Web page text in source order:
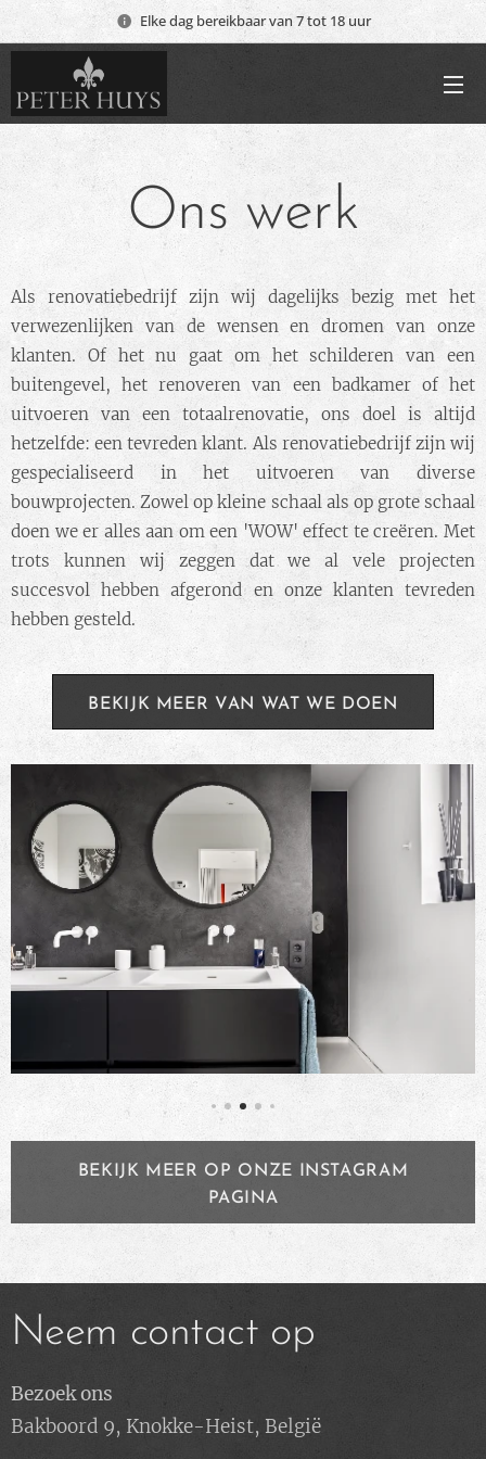
Elke dag bereikbaar van 7 tot 18 uur
Ons werk
Als renovatiebedrijf zijn wij dagelijks bezig met het
verwezenlijken van de wensen en dromen van onze
klanten. Of het nu gaat om het schilderen van een
buitengevel, het renoveren van een badkamer of het
uitvoeren van een totaalrenovatie, ons doel is altijd
hetzelfde: een tevreden klant. Als renovatiebedrijf zijn wij
gespecialiseerd in het uitvoeren van diverse
bouwprojecten. Zowel op kleine schaal als op grote schaal
doen we er alles aan om een 'WOW' effect te creëren. Met
trots kunnen wij zeggen dat we al vele projecten
succesvol hebben afgerond en onze klanten tevreden
hebben gesteld.
BEKIJK MEER VAN WAT WE DOEN
BEKIJK MEER OP ONZE INSTAGRAM
PAGINA
Neem contact op
Bezoek ons
Bakboord 9, Knokke-Heist, België